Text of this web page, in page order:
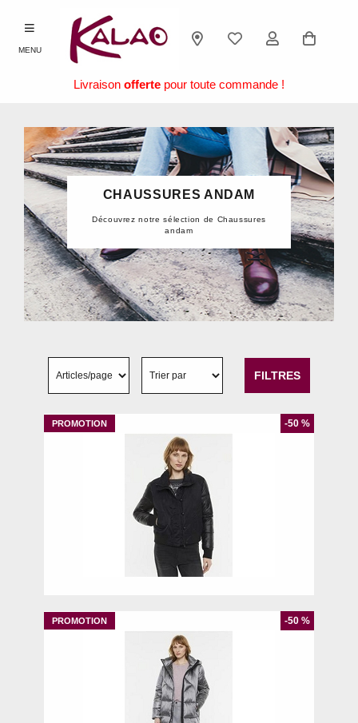
MENU
Livraison offerte pour toute commande !
CHAUSSURES ANDAM
Découvrez notre sélection de Chaussures
andam
FILTRES
-50 %
40
-50 %